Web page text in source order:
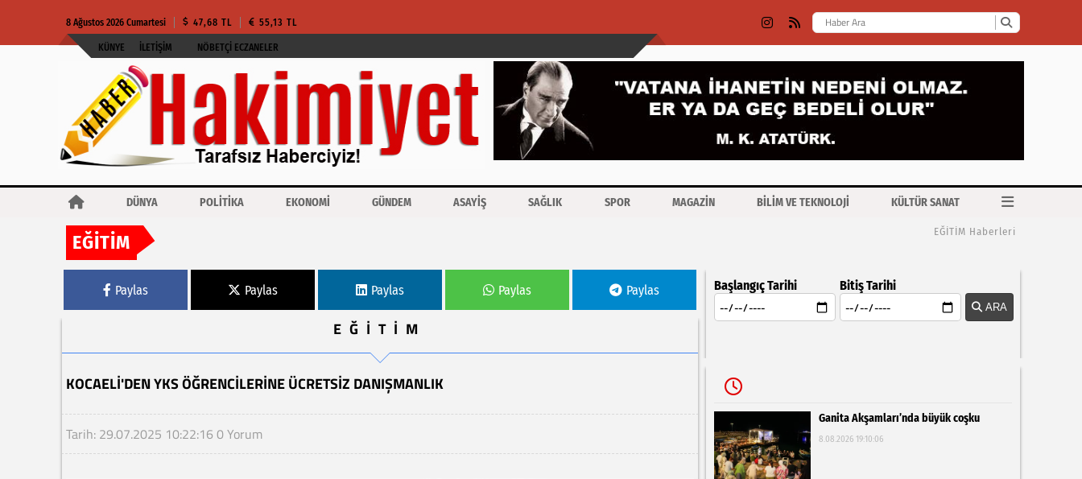
8 Ağustos 2026 Cumartesi 47,68 TL 55,13 TL
KÜNYE İLETIŞIM NÖBETÇI ECZANELER
DÜNYA POLİTİKA EKONOMİ GÜNDEM ASAYİŞ SAĞLIK SPOR MAGAZİN BİLİM VE TEKNOLOJİ KÜLTÜR SANAT
EĞİTİM EĞİTİM Haberleri
Paylas Paylas Paylas Paylas Paylas
EĞİTİM
KOCAELI'DEN YKS ÖĞRENCILERINE ÜCRETSIZ DANIŞMANLIK
Tarih: 29.07.2025 10:22:16 0 Yorum
Başlangıç Tarihi Bitiş Tarihi
ARA
Ganita Akşamları’nda büyük coşku
8.08.2026 19:10:06